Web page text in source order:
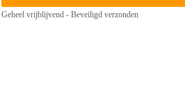
Geheel vrijblijvend - Beveiligd verzonden